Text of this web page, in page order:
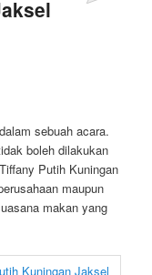
sebuah acara.
boleh dilakukan
Putih Kuningan
maupun
makan yang